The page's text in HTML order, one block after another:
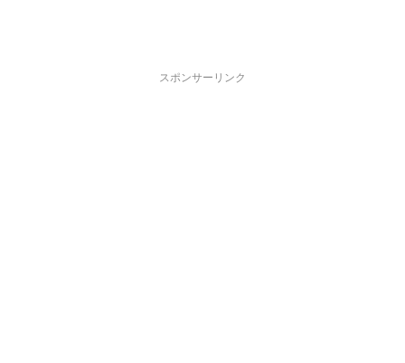
スポンサーリンク